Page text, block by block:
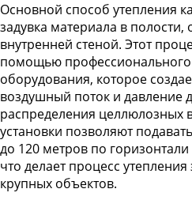
Основной способ утепления
задувка материала в
внутренней стеной. Этот
помощью
оборудования, которое
воздушный поток и давление
распределения целлюлозных
установки позволяют
до 120 метров по
что делает процесс
крупных объектов.